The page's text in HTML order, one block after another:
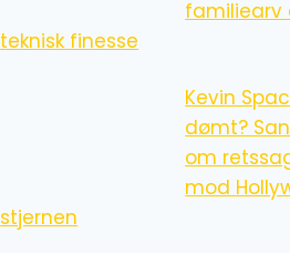
familiearv
teknisk finesse
Kevin
dømt?
om
mod
stjernen